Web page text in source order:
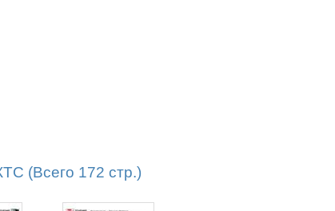
(Всего 172 стр.)